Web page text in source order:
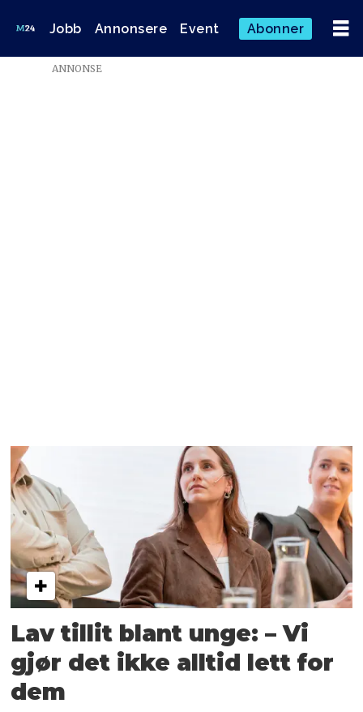
Jobb Annonsere Event Abonner
Emne:
ANNONSE
Lav tillit blant unge: – Vi
gjør det ikke alltid lett for
dem